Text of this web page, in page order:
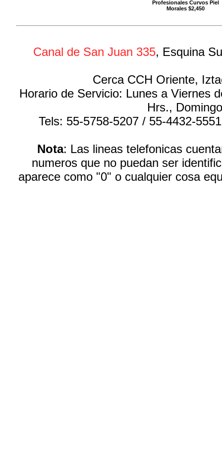
Profesionales Curvos Piel
Morales $2,450
Canal de San Juan 335, Esquina
Cerca CCH Oriente,
Horario de Servicio: Lunes a Viernes
Hrs.,
Tels: 55-5758-5207 / 55-4432-
Nota: Las lineas telefonicas
numeros que no puedan ser
aparece como "0" o cualquier cosa